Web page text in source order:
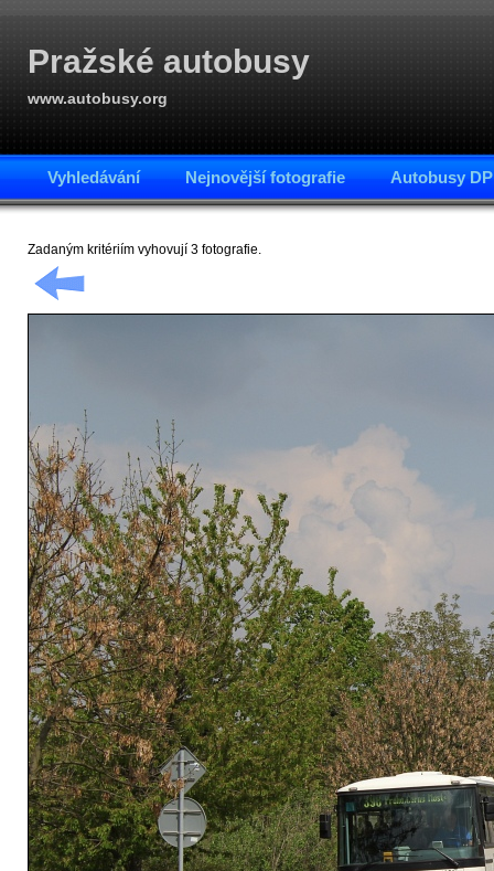
Pražské autobusy
www.autobusy.org
Vyhledávání Nejnovější fotografie Autobusy
Zadaným kritériím vyhovují 3 fotografie.